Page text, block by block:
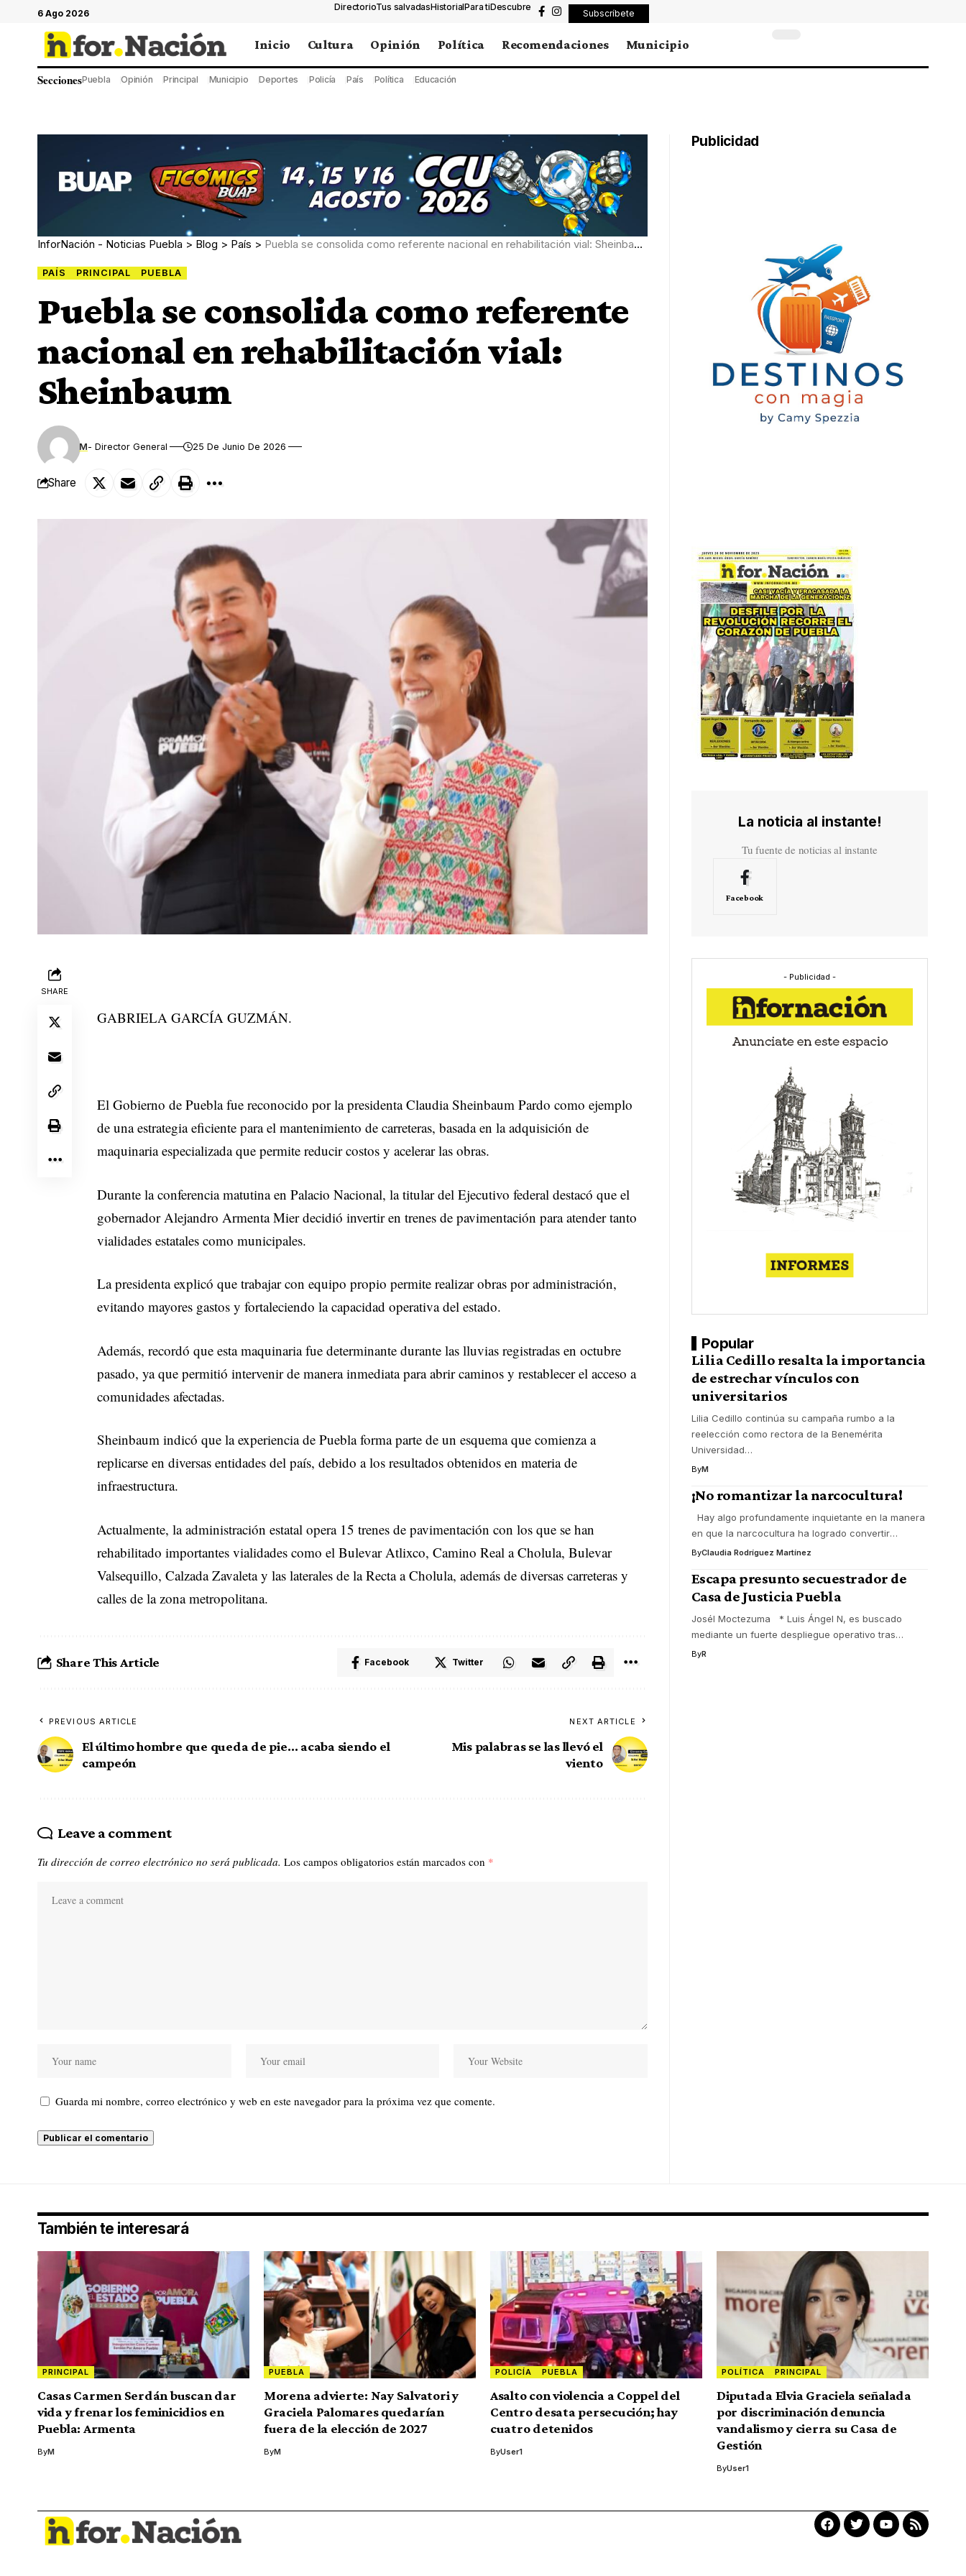
6 Ago 2026
DirectorioTus salvadasHistorialPara tiDescubre
Subscríbete
Inicio Cultura Opinión Política Recomendaciones Municipio
SeccionesPuebla Opinión Principal Municipio Deportes Policía País Política Educación
InforNación - Noticias Puebla > Blog > País > Puebla se consolida como referente nacional en rehabilitación vial: Sheinbaum
PAÍS PRINCIPAL PUEBLA
Puebla se consolida como referente
nacional en rehabilitación vial:
Sheinbaum
M- Director General 25 De Junio De 2026
Share
SHARE
GABRIELA GARCÍA GUZMÁN.
El Gobierno de Puebla fue reconocido por la presidenta Claudia Sheinbaum Pardo como ejemplo
de una estrategia eficiente para el mantenimiento de carreteras, basada en la adquisición de
maquinaria especializada que permite reducir costos y acelerar las obras.
Durante la conferencia matutina en Palacio Nacional, la titular del Ejecutivo federal destacó que el
gobernador Alejandro Armenta Mier decidió invertir en trenes de pavimentación para atender tanto
vialidades estatales como municipales.
La presidenta explicó que trabajar con equipo propio permite realizar obras por administración,
evitando mayores gastos y fortaleciendo la capacidad operativa del estado.
Además, recordó que esta maquinaria fue determinante durante las lluvias registradas en octubre
pasado, ya que permitió intervenir de manera inmediata para abrir caminos y restablecer el acceso a
comunidades afectadas.
Sheinbaum indicó que la experiencia de Puebla forma parte de un esquema que comienza a
replicarse en diversas entidades del país, debido a los resultados obtenidos en materia de
infraestructura.
Actualmente, la administración estatal opera 15 trenes de pavimentación con los que se han
rehabilitado importantes vialidades como el Bulevar Atlixco, Camino Real a Cholula, Bulevar
Valsequillo, Calzada Zavaleta y las laterales de la Recta a Cholula, además de diversas carreteras y
calles de la zona metropolitana.
Share This Article Facebook Twitter
PREVIOUS ARTICLE
El último hombre que queda de pie… acaba siendo el
campeón
NEXT ARTICLE
Mis palabras se las llevó el
viento
Leave a comment
Tu dirección de correo electrónico no será publicada. Los campos obligatorios están marcados con *
Guarda mi nombre, correo electrónico y web en este navegador para la próxima vez que comente.
Publicidad
La noticia al instante!
Tu fuente de noticias al instante
Facebook
- Publicidad -
Popular
Lilia Cedillo resalta la importancia
de estrechar vínculos con
universitarios
Lilia Cedillo continúa su campaña rumbo a la
reelección como rectora de la Benemérita
Universidad…
ByM
¡No romantizar la narcocultura!
Hay algo profundamente inquietante en la manera
en que la narcocultura ha logrado convertir…
ByClaudia Rodríguez Martínez
Escapa presunto secuestrador de
Casa de Justicia Puebla
Josél Moctezuma * Luis Ángel N, es buscado
mediante un fuerte despliegue operativo tras…
ByR
También te interesará
PRINCIPAL
Casas Carmen Serdán buscan dar
vida y frenar los feminicidios en
Puebla: Armenta
ByM
PUEBLA
Morena advierte: Nay Salvatori y
Graciela Palomares quedarían
fuera de la elección de 2027
ByM
POLICÍA PUEBLA
Asalto con violencia a Coppel del
Centro desata persecución; hay
cuatro detenidos
ByUser1
POLÍTICA PRINCIPAL
Diputada Elvia Graciela señalada
por discriminación denuncia
vandalismo y cierra su Casa de
Gestión
ByUser1